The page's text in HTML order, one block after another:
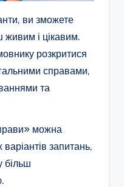
ви зможете
живим і цікавим.
розкритися
справами,
та
можна
варіантів запитань,
більш